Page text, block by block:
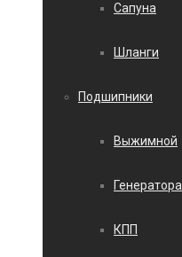
Сапуна
Шланги
Подшипники
Выжимной
Генератора
КПП